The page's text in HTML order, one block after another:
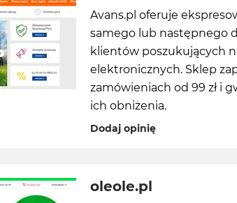
Avans.pl oferuje
samego lub następnego
klientów poszukujących
elektronicznych. Sklep
zamówieniach od 99 zł i
ich obniżenia.
Dodaj opinię
oleole.pl